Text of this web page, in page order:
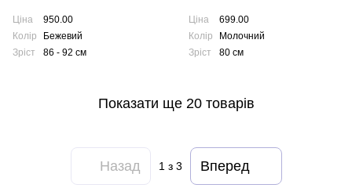
Ціна
950.00
Колір
Бежевий
Зріст
86 - 92 см
Ціна
699.00
Колір
Молочний
Зріст
80 см
Показати ще 20 товарів
Назад 1 з 3 Вперед